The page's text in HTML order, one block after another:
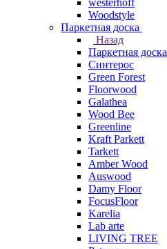
westerhoff
Woodstyle
Паркетная доска
Назад
Паркетная доска
Синтерос
Green Forest
Floorwood
Galathea
Wood Bee
Greenline
Kraft Parkett
Tarkett
Amber Wood
Auswood
Damy Floor
FocusFloor
Karelia
Lab arte
LIVING TREE